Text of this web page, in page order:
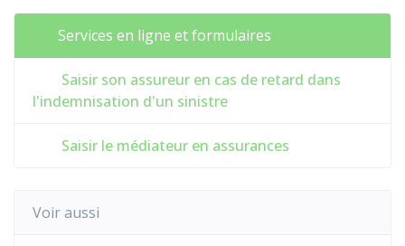
Services en ligne et formulaires
Saisir son assureur en cas de retard dans
l'indemnisation d'un sinistre
Saisir le médiateur en assurances
Voir aussi